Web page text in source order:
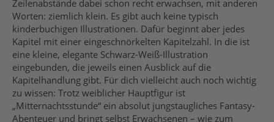
Zeilenabstände dabei schon recht erwachsen, mit anderen
Worten: ziemlich klein. Es gibt auch keine typisch
kinderbuchigen Illustrationen. Dafür beginnt aber jedes
Kapitel mit einer eingeschnörkelten Kapitelzahl. In die ist
eine kleine, elegante Schwarz-Weiß-Illustration
eingebunden, die jeweils einen Ausblick auf die
Kapitelhandlung gibt. Für dich vielleicht auch noch wichtig
zu wissen: Trotz weiblicher Hauptfigur ist
„Mitternachtsstunde“ ein absolut jungstaugliches Fantasy-
Abenteuer und bringt selbst Erwachsenen – wie zum